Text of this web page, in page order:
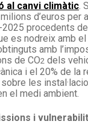
al canvi climàtic .
d’euros per
procedents
es nodreix amb
amb
de CO2 dels
i el 20% de la
les
el medi ambient.
i